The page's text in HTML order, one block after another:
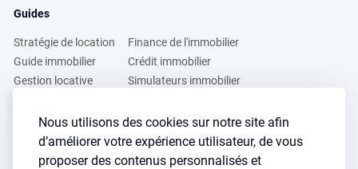
Nous utilisons des cookies sur notre site afin
d’améliorer votre expérience utilisateur, de vous
proposer des contenus personnalisés et
Guides
Stratégie de location
Guide immobilier
Gestion locative
Finance de l'immobilier
Crédit immobilier
Simulateurs immobilier
Vous voulez apprendre à investir dans l’immobilier ?
Inscrivez vous à notre newsletter gratuite :